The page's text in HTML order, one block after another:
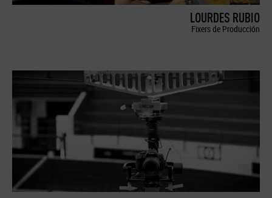
LOURDES RUBIO
Fixers de Producción